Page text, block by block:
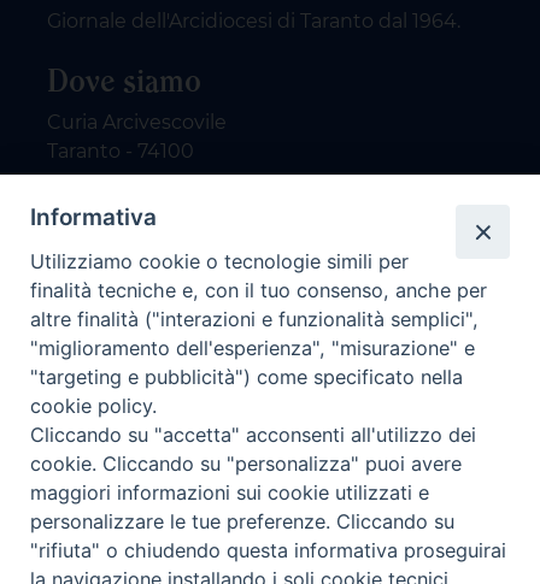
Giornale dell'Arcidiocesi di Taranto dal 1964.
Dove siamo
Curia Arcivescovile
Taranto - 74100
Contatti
email: redazione@nuovodialogo.com
marketing@nuovodialogo.com
tel: 0994525780
tel 2:
Newsletter
Iscriviti alla nostra newsletter
Informativa
Utilizziamo cookie o tecnologie simili per
finalità tecniche e, con il tuo consenso, anche per
altre finalità ("interazioni e funzionalità semplici",
"miglioramento dell'esperienza", "misurazione" e
"targeting e pubblicità") come specificato nella
cookie policy.
Cliccando su "accetta" acconsenti all'utilizzo dei
cookie. Cliccando su "personalizza" puoi avere
maggiori informazioni sui cookie utilizzati e
personalizzare le tue preferenze. Cliccando su
"rifiuta" o chiudendo questa informativa proseguirai